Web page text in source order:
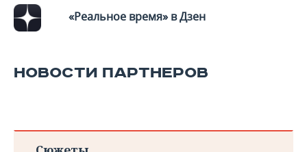
«Реальное время» в Дзен
НОВОСТИ ПАРТНЕРОВ